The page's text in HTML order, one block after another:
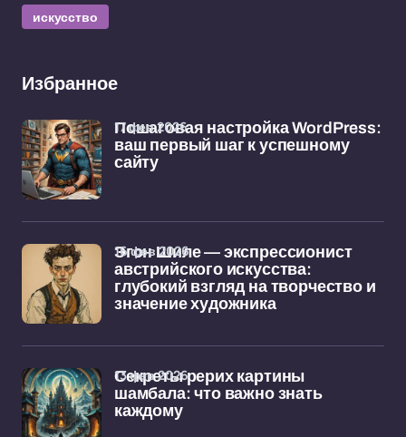
искусство
Избранное
Пошаговая настройка WordPress:
ваш первый шаг к успешному
сайту
17 фев 2026
Эгон Шиле — экспрессионист
австрийского искусства:
глубокий взгляд на творчество и
значение художника
16 фев 2026
Секреты рерих картины
шамбала: что важно знать
каждому
13 фев 2026